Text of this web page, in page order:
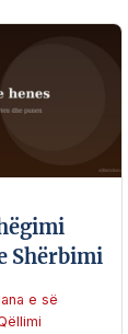
Shërbimi
e së